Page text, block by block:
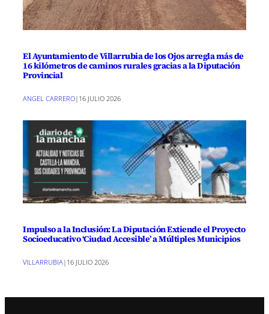
El Ayuntamiento de Villarrubia de los Ojos arregla más de
16 kilómetros de caminos rurales gracias a la Diputación
Provincial
ANGEL CARRERO| 16 JULIO 2026
Impulso a la Inclusión: La Diputación Extiende el Proyecto
Socioeducativo ‘Ciudad Accesible’ a Múltiples Municipios
VILLARRUBIA | 16 JULIO 2026